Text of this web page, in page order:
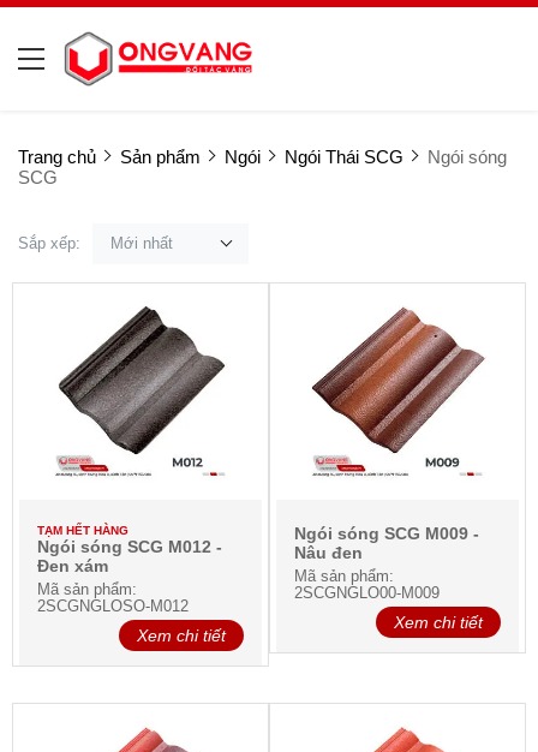
Trang chủ Sản phẩm Ngói Ngói Thái SCG
Ngói sóng
SCG
Sắp xếp: Mới nhất
TẠM HẾT HÀNG
Ngói sóng SCG M012 -
Đen xám
Mã sản phẩm:
2SCGNGLOSO-M012
Xem chi tiết
Ngói sóng SCG M009 -
Nâu đen
Mã sản phẩm:
2SCGNGLO00-M009
Xem chi tiết